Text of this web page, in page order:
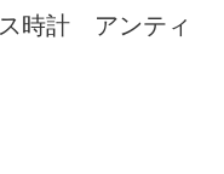
時計 アンティ